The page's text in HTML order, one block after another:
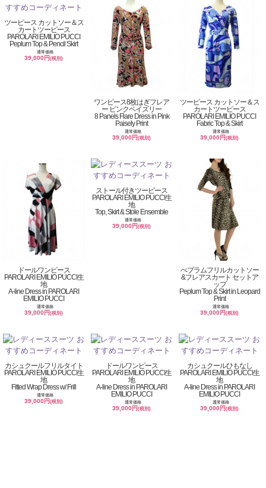
ツーピース カットソー＆ス
カートツーピース
PAROLARI EMILIO PUCCI
Peplum Top & Pencil Skirt
通常価格
39,000円(税別)
ワンピース8枚はぎフレア
ー ピンクペイズリー
8 Panels Flare Dress in Pink
Paisely Print
通常価格
39,000円(税別)
ツーピース カットソー＆ス
カートツーピース
PAROLARI EMILIO PUCCI
Fabric Top & Skirt
通常価格
39,000円(税別)
ドールワンピース
PAROLARI EMILIO PUCCI生
地
A-line Dress in PAROLARI
EMILIO PUCCI
通常価格
39,000円(税別)
ストール付きツーピース
PAROLARI EMILIO PUCCI生
地
Top, Skirt & Stole Ensemble
通常価格
39,000円(税別)
ぺプラムフリルカットソー
&フレアスカート セットア
ップ
Peplum Top & Skirt in Leopard
Print
通常価格
39,000円(税別)
カシュクールフリルタイト
PAROLARI EMILIO PUCCI生
地
Fitted Wrap Dress w/ Frill
通常価格
39,000円(税別)
ドールワンピース
PAROLARI EMILIO PUCCI生
地
A-line Dress in PAROLARI
EMILIO PUCCI
通常価格
39,000円(税別)
カシュクールひもなし
PAROLARI EMILIO PUCCI生
地
A-line Dress in PAROLARI
EMILIO PUCCI
通常価格
39,000円(税別)